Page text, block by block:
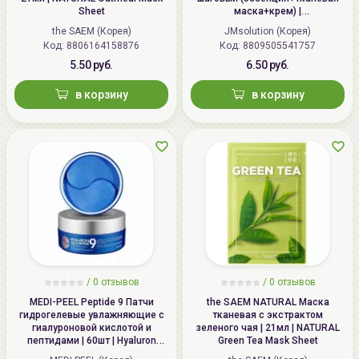
Sheet
the SAEM (Корея)
Код: 8806164158876
5.50 руб.
в корзину
маска+крем) |
1.5мл+27мл+1.5мл | Marine
Luminous Pearl Deep Moisture
Mask
JMsolution (Корея)
Код: 8809505541757
6.50 руб.
в корзину
/ 0 отзывов
MEDI-PEEL Peptide 9 Патчи
гидрогелевые увлажняющие с
гиалуроновой кислотой и
пептидами | 60шт | Hyaluron
Aqua Peptide 9 Ampoule Eye
/ 0 отзывов
the SAEM NATURAL Маска
тканевая с экстрактом
зеленого чая | 21мл | NATURAL
Green Tea Mask Sheet